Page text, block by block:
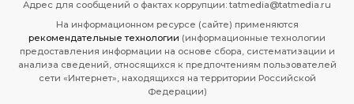
Адрес для сообщений о фактах коррупции: tatmedia@tatmedia.ru
На информационном ресурсе (сайте) применяются
рекомендательные технологии (информационные технологии
предоставления информации на основе сбора, систематизации и
анализа сведений, относящихся к предпочтениям пользователей
сети «Интернет», находящихся на территории Российской
Федерации)